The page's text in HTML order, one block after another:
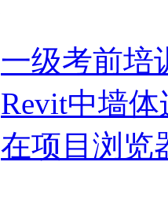
一级考前培
Revit中墙
在项目浏览